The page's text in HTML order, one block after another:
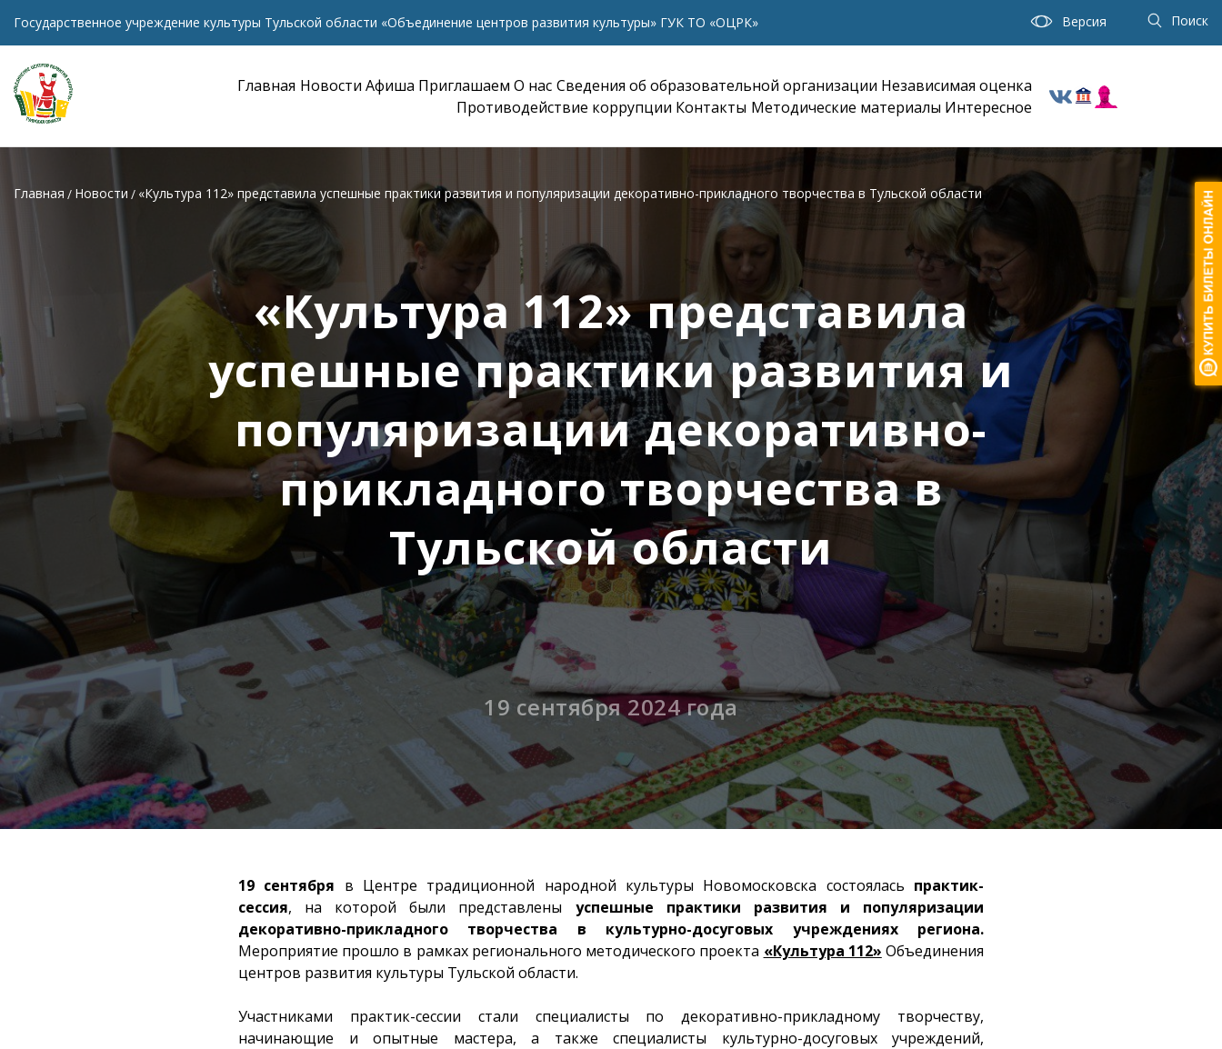
Государственное учреждение культуры Тульской области «Объединение центров развития культуры» ГУК ТО «ОЦРК» Версия Поиск
Главная Новости Афиша Приглашаем О нас Сведения об образовательной организации Независимая оценка
Противодействие коррупции Контакты Методические материалы Интересное
Главная Новости «Культура 112» представила успешные практики развития и популяризации декоративно-прикладного творчества в Тульской области
19 сентября 2024 года
«Культура 112» представила
успешные практики развития и
популяризации декоративно-
прикладного творчества в
Тульской области
19 сентября в Центре традиционной народной культуры Новомосковска состоялась практик-
сессия, на которой были представлены успешные практики развития и популяризации
декоративно-прикладного творчества в культурно-досуговых учреждениях региона.
Мероприятие прошло в рамках регионального методического проекта «Культура 112» Объединения
центров развития культуры Тульской области.
Участниками практик-сессии стали специалисты по декоративно-прикладному творчеству,
начинающие и опытные мастера, а также специалисты культурно-досуговых учреждений,